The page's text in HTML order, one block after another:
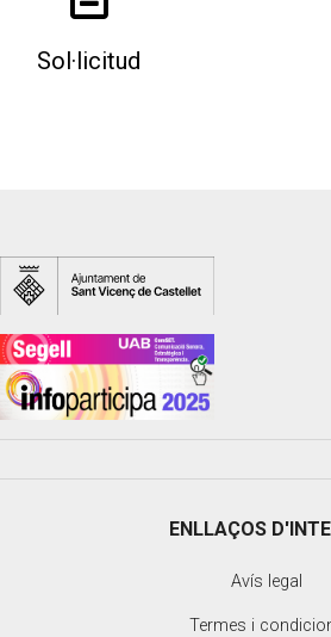
Sol·licitud
ENLLAÇOS
Avís legal
Termes i